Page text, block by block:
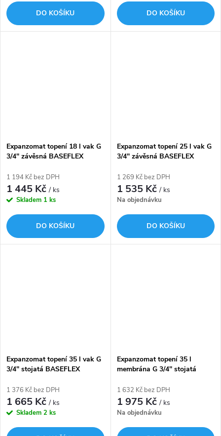
DO KOŠÍKU DO KOŠÍKU
Expanzomat topení 18 l vak G
3/4" závěsná BASEFLEX
1 194 Kč bez DPH
1 445 Kč/ ks
Skladem 1 ks
DO KOŠÍKU
Expanzomat topení 25 l vak G
3/4" závěsná BASEFLEX
1 269 Kč bez DPH
1 535 Kč/ ks
Na objednávku
DO KOŠÍKU
Expanzomat topení 35 l vak G
3/4" stojatá BASEFLEX
1 376 Kč bez DPH
1 665 Kč/ ks
Skladem 2 ks
Expanzomat topení 35 l
membrána G 3/4" stojatá
bar FLAMCO
1 632 Kč bez DPH
1 975 Kč/ ks
Na objednávku